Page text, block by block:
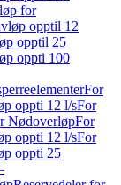
for
opptil 12
opptil 25
oppti 100
For
oppti 12 l/sFor
NødoverløpFor
oppti 12 l/sFor
oppti 25